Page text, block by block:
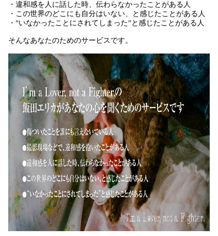
・違和感を人に話した時、伝わらなかったことがある人
・この世界のどこにも自分はいない、と感じたことがある人
・"いなかったことにされてしまった”と感じたことがある人
そんなあなたのためのサービスです。